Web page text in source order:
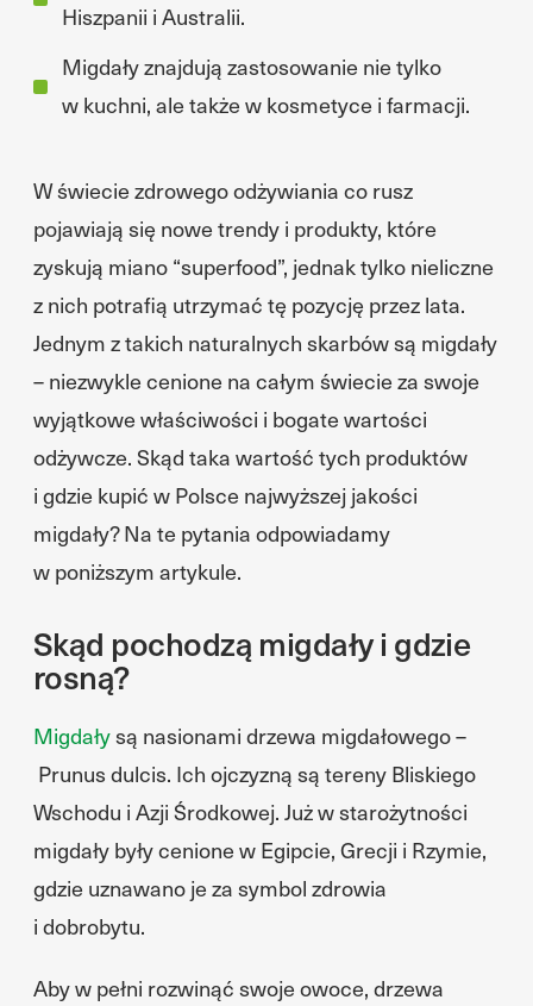
Hiszpanii i Australii.
Migdały znajdują zastosowanie nie tylko
w kuchni, ale także w kosmetyce i farmacji.
W świecie zdrowego odżywiania co rusz
pojawiają się nowe trendy i produkty, które
zyskują miano “superfood”, jednak tylko nieliczne
z nich potrafią utrzymać tę pozycję przez lata.
Jednym z takich naturalnych skarbów są migdały
– niezwykle cenione na całym świecie za swoje
wyjątkowe właściwości i bogate wartości
odżywcze. Skąd taka wartość tych produktów
i gdzie kupić w Polsce najwyższej jakości
migdały? Na te pytania odpowiadamy
w poniższym artykule.
Skąd pochodzą migdały i gdzie
rosną?
Migdałysą nasionami drzewa migdałowego –
Prunus dulcis. Ich ojczyzną są tereny Bliskiego
Wschodu i Azji Środkowej. Już w starożytności
migdały były cenione w Egipcie, Grecji i Rzymie,
gdzie uznawano je za symbol zdrowia
i dobrobytu.
Aby w pełni rozwinąć swoje owoce, drzewa